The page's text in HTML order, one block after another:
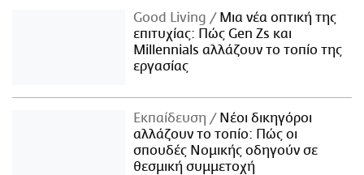
Good Living
Μια νέα οπτική της
επιτυχίας: Πώς Gen Zs και
Millennials αλλάζουν το τοπίο της
εργασίας
Εκπαίδευση
Νέοι δικηγόροι
αλλάζουν το τοπίο: Πώς οι
σπουδές Νομικής οδηγούν σε
θεσμική συμμετοχή